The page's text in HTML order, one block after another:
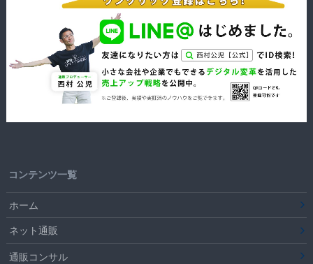
コンテンツ一覧
ホーム
ネット通販
通販コンサル